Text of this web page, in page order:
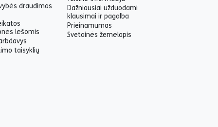
draudimas
lėšomis
taisyklių
Dažniausiai užduodami
klausimai ir pagalba
Prieinamumas
Svetainės žemėlapis